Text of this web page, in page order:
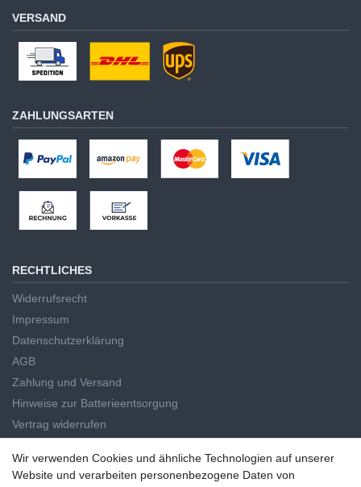
Wir verwenden Cookies und ähnliche Technologien auf unserer
VERSAND
ZAHLUNGSARTEN
RECHTLICHES
Widerrufsrecht
Impressum
Datenschutzerklärung
AGB
Zahlung und Versand
Hinweise zur Batterieentsorgung
Vertrag widerrufen
HAUPTKATEGORIEN
Handwerkzeug
Wir verwenden Cookies und ähnliche Technologien auf unserer
Website und verarbeiten personenbezogene Daten von